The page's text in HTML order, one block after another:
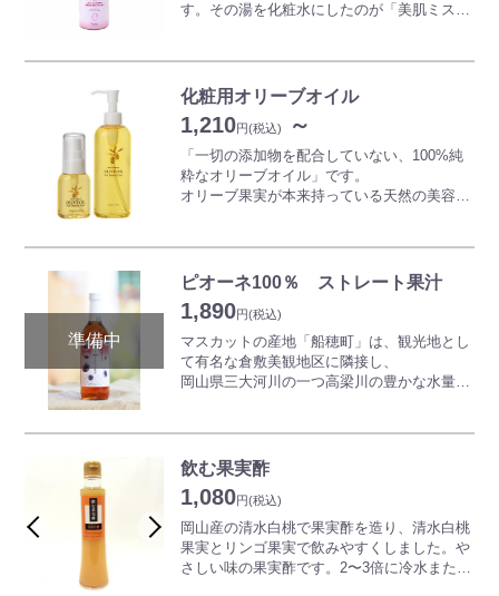
せて１～３回でご使用下さい。
※本品は飲用ではありません。
す。その湯を化粧水にしたのが「美肌ミス
防腐剤無添加で敏感肌の方にもお使いいただ
けます。ナチュラルな潤いをご体感くださ
い。
化粧用オリーブオイル
1,210円(税込) ～
「一切の添加物を配合していない、100%純
粋なオリーブオイル」です。
オリーブ果実が本来持っている天然の美容成
トなど全身のお手入れにお使いいただけま
す。
ピオーネ100％ ストレート果汁
1,890円(税込)
マスカットの産地「船穂町」は、観光地とし
て有名な倉敷美観地区に隣接し、
岡山県三大河川の一つ高梁川の豊かな水量と
初めて美味しいブドウとワインが出来上がり
ます。
水彩画家・テキスタイルデザイナー「伊藤
尚美」さんの水彩画をラベルに採用したスペ
シャルエディションです。
飲む果実酢
1,080円(税込)
岡山産の清水白桃で果実酢を造り、清水白桃
果実とリンゴ果実で飲みやすくしました。や
さしい味の果実酢です。2〜3倍に冷水また